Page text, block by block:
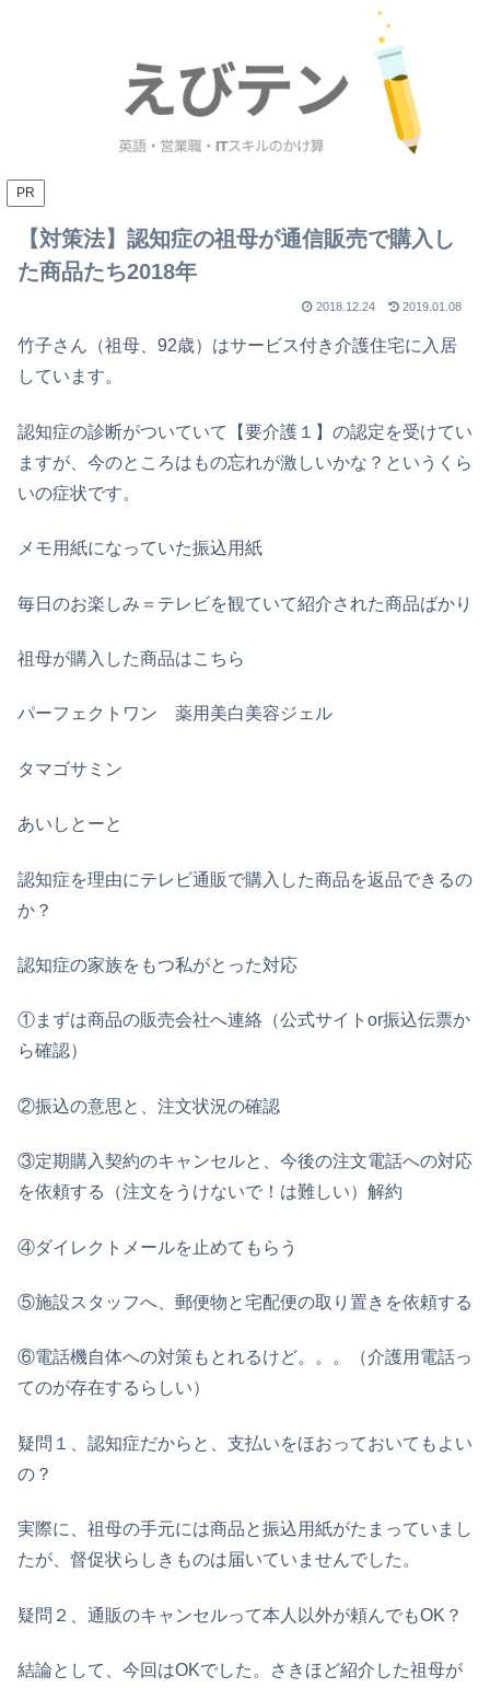
PR
【対策法】認知症の祖母が通信販売で購入し
た商品たち2018年
2018.12.24 2019.01.08
竹子さん（祖母、92歳）はサービス付き介護住宅に入居
しています。
認知症の診断がついていて【要介護１】の認定を受けてい
ますが、今のところはもの忘れが激しいかな？というくら
いの症状です。
メモ用紙になっていた振込用紙
毎日のお楽しみ＝テレビを観ていて紹介された商品ばかり
祖母が購入した商品はこちら
パーフェクトワン 薬用美白美容ジェル
タマゴサミン
あいしとーと
認知症を理由にテレビ通販で購入した商品を返品できるの
か？
認知症の家族をもつ私がとった対応
①まずは商品の販売会社へ連絡（公式サイトor振込伝票か
ら確認）
②振込の意思と、注文状況の確認
③定期購入契約のキャンセルと、今後の注文電話への対応
を依頼する（注文をうけないで！は難しい）解約
④ダイレクトメールを止めてもらう
⑤施設スタッフへ、郵便物と宅配便の取り置きを依頼する
⑥電話機自体への対策もとれるけど。。。（介護用電話っ
てのが存在するらしい）
疑問１、認知症だからと、支払いをほおっておいてもよい
の？
実際に、祖母の手元には商品と振込用紙がたまっていまし
たが、督促状らしきものは届いていませんでした。
疑問２、通販のキャンセルって本人以外が頼んでもOK？
結論として、今回はOKでした。さきほど紹介した祖母が